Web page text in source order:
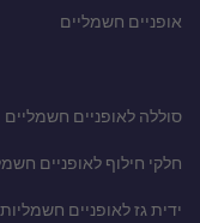
אופניים חשמליים
סוללה לאופניים חשמליים
חלקי חילוף לאופניים
ידית גז לאופניים חשמליות